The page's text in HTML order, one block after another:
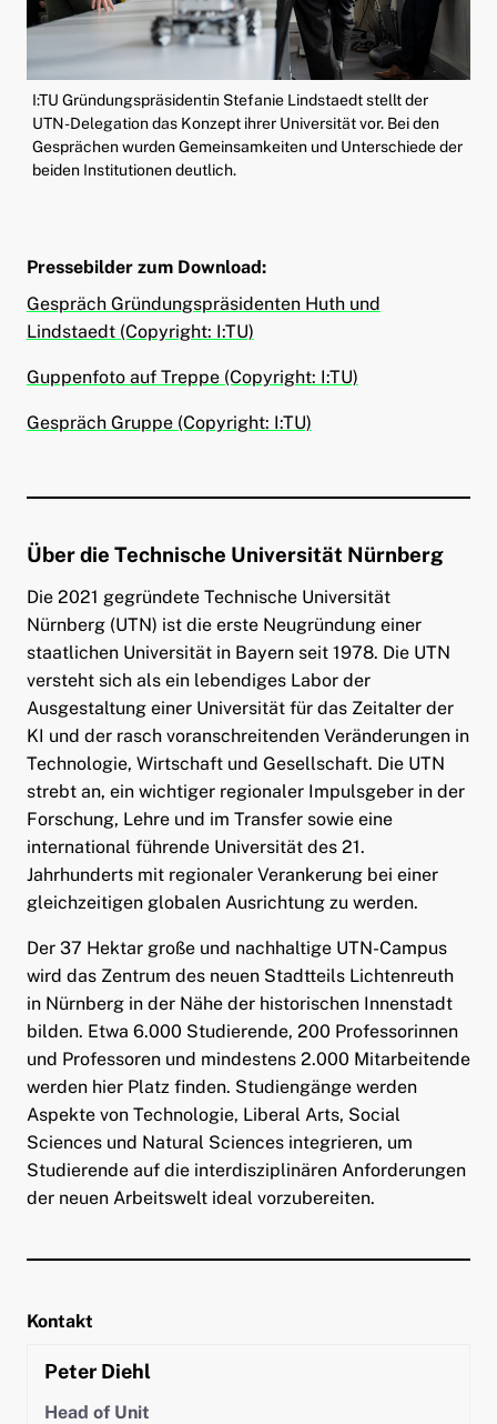
I:TU Gründungspräsidentin Stefanie Lindstaedt stellt der
UTN-Delegation das Konzept ihrer Universität vor. Bei den
Gesprächen wurden Gemeinsamkeiten und Unterschiede der
beiden Institutionen deutlich.
Pressebilder zum Download:
Gespräch Gründungspräsidenten Huth und
Lindstaedt (Copyright: I:TU)
Guppenfoto auf Treppe (Copyright: I:TU)
Gespräch Gruppe (Copyright: I:TU)
Über die Technische Universität Nürnberg
Die 2021 gegründete Technische Universität
Nürnberg (UTN) ist die erste Neugründung einer
staatlichen Universität in Bayern seit 1978. Die UTN
versteht sich als ein lebendiges Labor der
Ausgestaltung einer Universität für das Zeitalter der
KI und der rasch voranschreitenden Veränderungen in
Technologie, Wirtschaft und Gesellschaft. Die UTN
strebt an, ein wichtiger regionaler Impulsgeber in der
Forschung, Lehre und im Transfer sowie eine
international führende Universität des 21.
Jahrhunderts mit regionaler Verankerung bei einer
gleichzeitigen globalen Ausrichtung zu werden.
Der 37 Hektar große und nachhaltige UTN-Campus
wird das Zentrum des neuen Stadtteils Lichtenreuth
in Nürnberg in der Nähe der historischen Innenstadt
bilden. Etwa 6.000 Studierende, 200 Professorinnen
und Professoren und mindestens 2.000 Mitarbeitende
werden hier Platz finden. Studiengänge werden
Aspekte von Technologie, Liberal Arts, Social
Sciences und Natural Sciences integrieren, um
Studierende auf die interdisziplinären Anforderungen
der neuen Arbeitswelt ideal vorzubereiten.
Kontakt
Peter Diehl
Head of Unit